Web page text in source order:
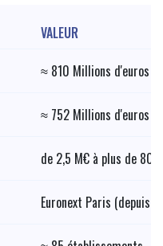
VALEUR
≈ 810 Millions d'euros
≈ 752 Millions d'euros
de 2,5 M€ à plus de
Euronext Paris (depuis